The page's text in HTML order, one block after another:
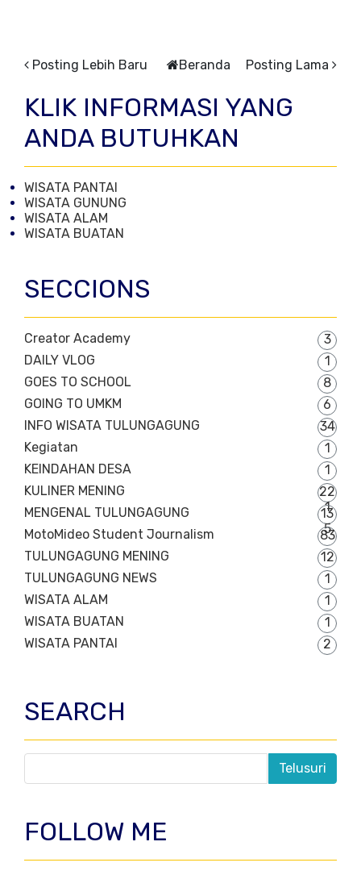
Posting Lebih Baru Posting Lama
Beranda
KLIK INFORMASI YANG
ANDA BUTUHKAN
WISATA PANTAI
WISATA GUNUNG
WISATA ALAM
WISATA BUATAN
SECCIONS
Creator Academy
3
DAILY VLOG
1
GOES TO SCHOOL
8
GOING TO UMKM
6
INFO WISATA TULUNGAGUNG
34
Kegiatan
1
KEINDAHAN DESA
1
KULINER MENING
22
1
MENGENAL TULUNGAGUNG
13
5
MotoMideo Student Journalism
83
TULUNGAGUNG MENING
12
TULUNGAGUNG NEWS
1
WISATA ALAM
1
WISATA BUATAN
1
WISATA PANTAI
2
SEARCH
FOLLOW ME